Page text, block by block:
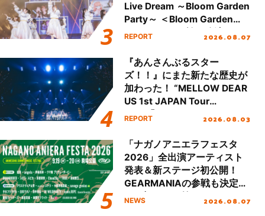
Live Dream ～Bloom Garden
Party～ ＜Bloom Garden
Party Stage／埼玉公演＞”
REPORT 2026.08.07
『あんさんぶるスター
ズ！！』にまた新たな歴史が
加わった！ “MELLOW DEAR
US 1st JAPAN Tour
Final「NICE to meet YOU
ート!!
REPORT 2026.08.03
「ナガノアニエラフェスタ
2026」全出演アーティスト
発表＆新ステージ初公開！
GEARMANIAの参戦も決定
し、初となる第3ステージの
NEWS 2026.08.07